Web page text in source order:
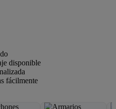
disponible
fácilmente